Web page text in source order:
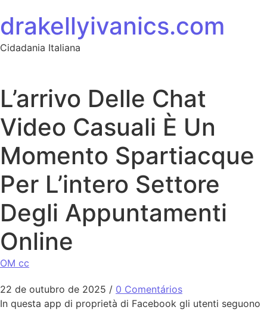
drakellyivanics.com
Cidadania Italiana
L’arrivo Delle Chat
Video Casuali È Un
Momento Spartiacque
Per L’intero Settore
Degli Appuntamenti
Online
OM cc
22 de outubro de 2025 / 0 Comentários
In questa app di proprietà di Facebook gli utenti seguono